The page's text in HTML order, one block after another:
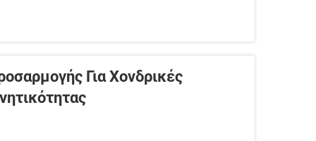
Για Χονδρικές